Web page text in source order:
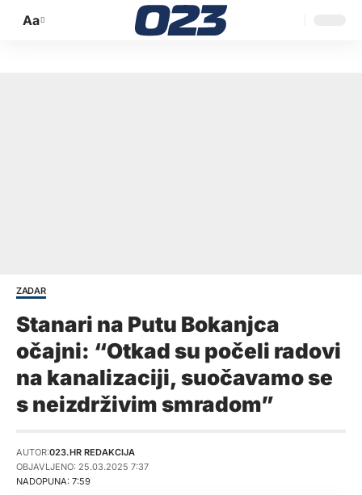
Promijeni
Aa
ZADAR
Stanari na Putu Bokanjca
očajni: “Otkad su počeli radovi
na kanalizaciji, suočavamo se
s neizdrživim smradom”
NADOPUNA: 7:59
AUTOR:023.HR REDAKCIJA
OBJAVLJENO: 25.03.2025 7:37